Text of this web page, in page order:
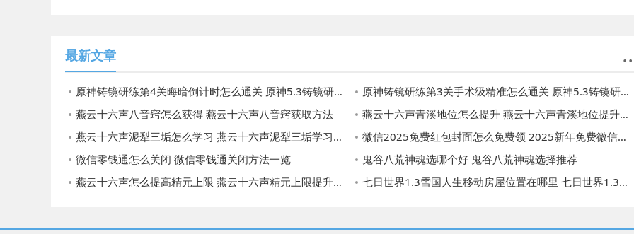
最新文章
原神铸镜研练第4关晦暗倒计时怎么通关 原神5.3铸镜研练第4关晦暗倒计时通关攻略
原神铸镜研练第3关手术级精准怎么通关 原神5.3铸镜研练第3关手术级精准通关攻略
燕云十六声八音窍怎么获得 燕云十六声八音窍获取方法
燕云十六声青溪地位怎么提升 燕云十六声青溪地位提升方法
燕云十六声泥犁三垢怎么学习 燕云十六声泥犁三垢学习攻略
微信2025免费红包封面怎么免费领 2025新年免费微信红包封面领取入口
微信零钱通怎么关闭 微信零钱通关闭方法一览
鬼谷八荒神魂选哪个好 鬼谷八荒神魂选择推荐
燕云十六声怎么提高精元上限 燕云十六声精元上限提升方法
七日世界1.3雪国人生移动房屋位置在哪里 七日世界1.3雪国人生移动房屋位置一览